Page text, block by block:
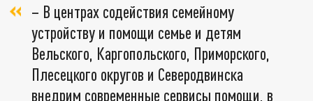
– В центрах содействия семейному
устройству и помощи семье и детям
Вельского, Каргопольского, Приморского,
Плесецкого округов и Северодвинска
внедрим современные сервисы помощи, в